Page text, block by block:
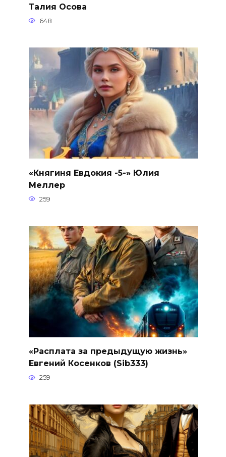
Талия Осова
648
«Княгиня Евдокия -5-» Юлия
Меллер
259
«Расплата за предыдущую жизнь»
Евгений Косенков (Sib333)
259